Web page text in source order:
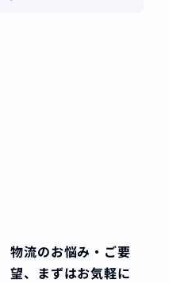
物流のお悩み・ご要
望、 まずはお気軽に